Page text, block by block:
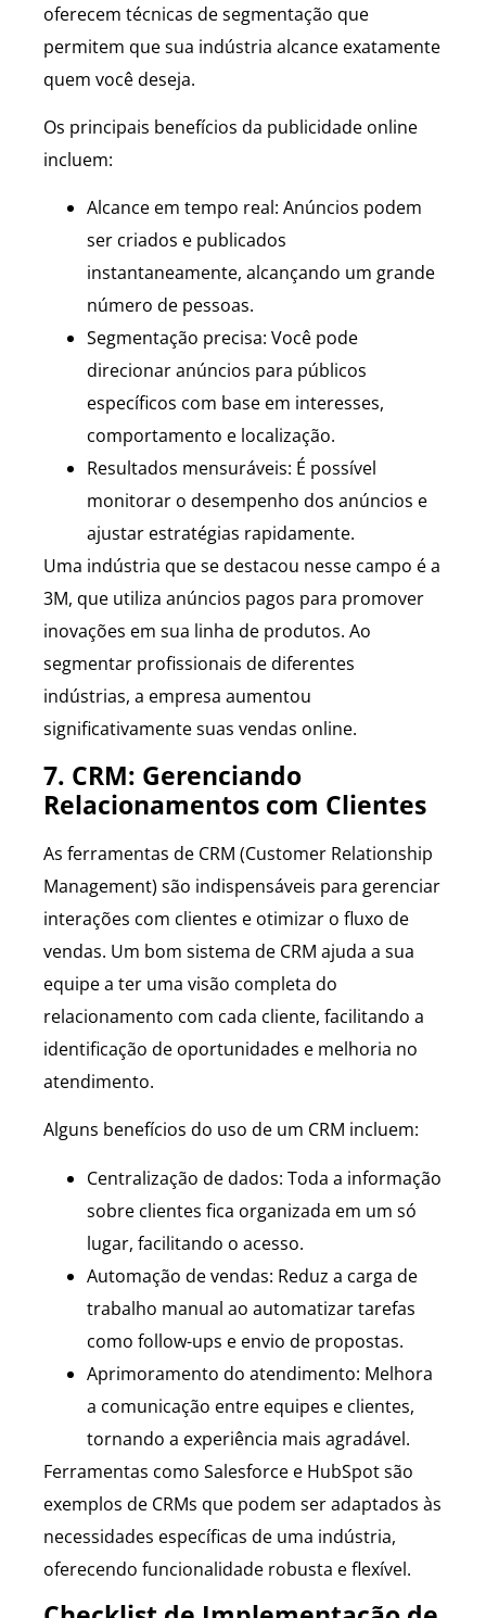
oferecem técnicas de segmentação que
permitem que sua indústria alcance exatamente
quem você deseja.
Os principais benefícios da publicidade online
incluem:
Alcance em tempo real: Anúncios podem
ser criados e publicados
instantaneamente, alcançando um grande
número de pessoas.
Segmentação precisa: Você pode
direcionar anúncios para públicos
específicos com base em interesses,
comportamento e localização.
Resultados mensuráveis: É possível
monitorar o desempenho dos anúncios e
ajustar estratégias rapidamente.
Uma indústria que se destacou nesse campo é a
3M, que utiliza anúncios pagos para promover
inovações em sua linha de produtos. Ao
segmentar profissionais de diferentes
indústrias, a empresa aumentou
significativamente suas vendas online.
7. CRM: Gerenciando
Relacionamentos com Clientes
As ferramentas de CRM (Customer Relationship
Management) são indispensáveis para gerenciar
interações com clientes e otimizar o fluxo de
vendas. Um bom sistema de CRM ajuda a sua
equipe a ter uma visão completa do
relacionamento com cada cliente, facilitando a
identificação de oportunidades e melhoria no
atendimento.
Alguns benefícios do uso de um CRM incluem:
Centralização de dados: Toda a informação
sobre clientes fica organizada em um só
lugar, facilitando o acesso.
Automação de vendas: Reduz a carga de
trabalho manual ao automatizar tarefas
como follow-ups e envio de propostas.
Aprimoramento do atendimento: Melhora
a comunicação entre equipes e clientes,
tornando a experiência mais agradável.
Ferramentas como Salesforce e HubSpot são
exemplos de CRMs que podem ser adaptados às
necessidades específicas de uma indústria,
oferecendo funcionalidade robusta e flexível.